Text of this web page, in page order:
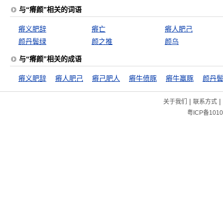
与“瘠颜”相关的词语
瘠义肥辞 瘠亡
瘠人肥己
颜丹鬓绿
颜之推 颜乌
与“瘠颜”相关的成语
瘠义肥辞 瘠人肥己 瘠己肥人 瘠牛偾豚 瘠牛羸豚 颜丹
关于我们 | 联系方式|
粤ICP备